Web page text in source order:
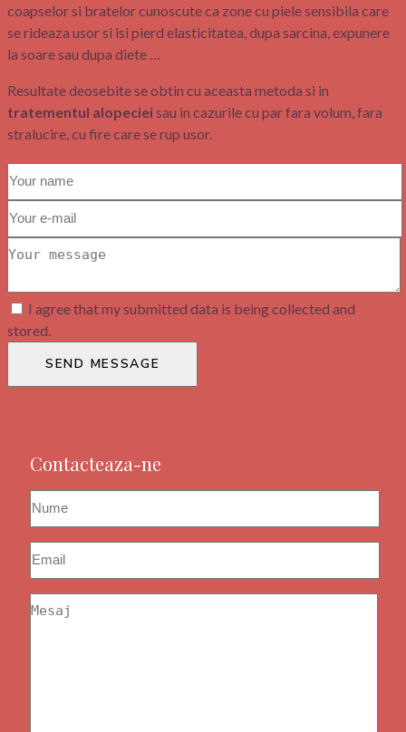
coapselor si bratelor cunoscute ca zone cu piele sensibila care
se rideaza usor si isi pierd elasticitatea, dupa sarcina, expunere
la soare sau dupa diete …
Resultate deosebite se obtin cu aceasta metoda si in
tratementul alopecieisau in cazurile cu par fara volum, fara
stralucire, cu fire care se rup usor.
I agree that my submitted data is being collected and
stored.
SEND MESSAGE
Contacteaza-ne